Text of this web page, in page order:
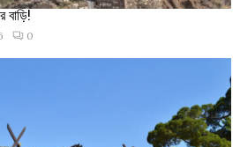
বাড়ি!
0